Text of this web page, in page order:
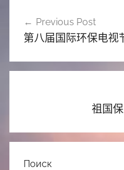
航
Previous Post
第八届国际环保电视
祖国
Поиск